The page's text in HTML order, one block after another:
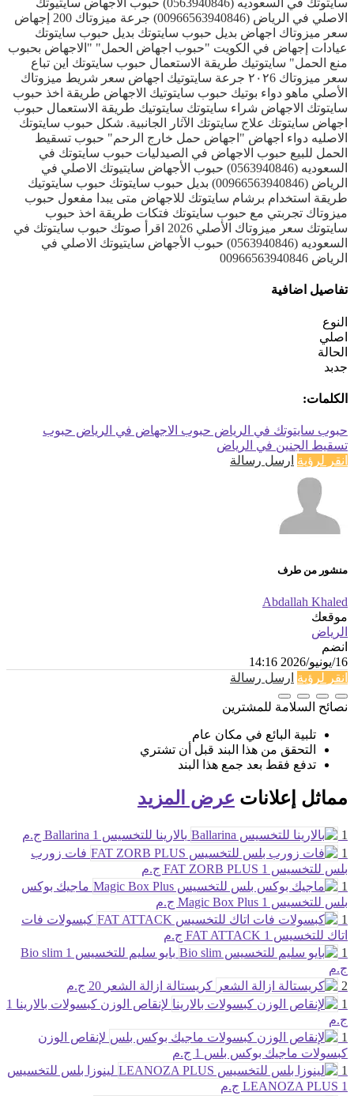
سايتوتك في السعوديه (0563940846) حبوب الأجهاض سايتيوتك
الاصلي في الرياض (00966563940846) جرعة ميزوتاك 200 إجهاض
سعر ميزوتاك اجهاض بديل حبوب سايتوتك بديل حبوب سايتوتك
عيادات إجهاض في الكويت "حبوب اجهاض الحمل" "الاجهاض بحبوب
منع الحمل" سايتوتيك طريقة الاستعمال حبوب سايتوتك اين تباع
سعر ميزوتاك ٢٠٢6 جرعة سايتوتيك اجهاض سعر شريط ميزوتاك
الأصلي ماهو دواء بوتيك حبوب سايتوتيك الاجهاض طريقة اخذ حبوب
سايتوتك الاجهاض شراء سايتوتك سايتوتيك طريقة الاستعمال حبوب
اجهاض سايتوتك علاج سايتوتك الآثار الجانبية. شكل حبوب سايتوتك
الاصليه دواء اجهاض "اجهاض حمل خارج الرحم" حبوب تسقيط
الحمل للبيع حبوب الاجهاض في الصيدليات حبوب سايتوتك في
السعوديه (0563940846) حبوب الأجهاض سايتيوتك الاصلي في
الرياض (00966563940846) بديل حبوب سايتوتك حبوب سايتوتيك
طريقة استخدام برشام سايتوتك للاجهاض متى يبدا مفعول حبوب
ميزوتاك تجربتي مع حبوب سايتوتك فتكات طريقة اخذ حبوب
سايتوتك سعر ميزوتاك الأصلي 2026 اقرأ صوتك حبوب سايتوتك في
السعوديه (0563940846) حبوب الأجهاض سايتيوتك الاصلي في
الرياض 00966563940846
تفاصيل اضافية
النوع
اصلي
الحالة
جدبد
الكلمات:
حبوب سايتوتك في الرياض حبوب الاجهاض في الرياض حبوب
تسقيط الجنين في الرياض
انقر لرؤية ارسل رسالة
منشور من طرف
Abdallah Khaled
موقعك
الرياض
انضم
16/يونيو/2026 14:16
انقر لرؤية ارسل رسالة
نصائح السلامة للمشترين
تلبية البائع في مكان عام
التحقق من هذا البند قبل أن تشتري
تدفع فقط بعد جمع هذا البند
مماثل إعلانات عرض المزيد
1 بالارينا للتخسيس Ballarina 1 ج.م
1
فات زورب
بلس للتخسيس FAT ZORB PLUS 1 ج.م
1
ماجيك بوكس
بلس للتخسيس Magic Box Plus 1 ج.م
1
كبسولات فات
اتاك للتخسيس FAT ATTACK 1 ج.م
1
بايو سليم للتخسيس Bio slim 1
ج.م
2
كريستالة ازالة الشعر 20 ج.م
1
لإنقاص الوزن كبسولات بالارينا 1
ج.م
1
لإنقاص الوزن
كبسولات ماجيك بوكس بلس 1 ج.م
1
لينوزا بلس للتخسيس
LEANOZA PLUS 1 ج.م